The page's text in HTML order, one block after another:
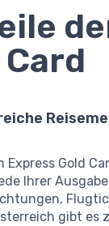
Express Gold
Ihrer
gibt es